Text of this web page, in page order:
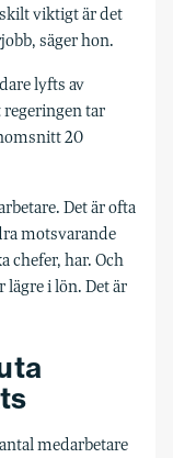
viktigt är det
säger hon.
lyfts av
regeringen tar
20
Det är ofta
motsvarande
chefer, har. Och
i lön. Det är
medarbetare